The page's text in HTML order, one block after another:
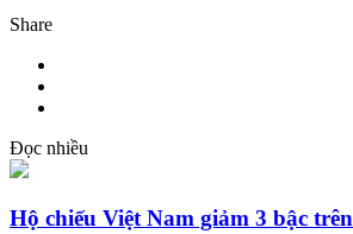
Share
Đọc nhiều
Hộ chiếu Việt Nam giảm 3 bậc